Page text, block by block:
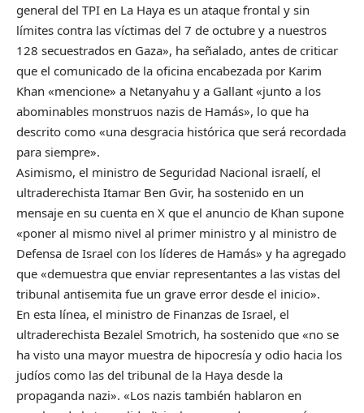
general del TPI en La Haya es un ataque frontal y sin
límites contra las víctimas del 7 de octubre y a nuestros
128 secuestrados en Gaza», ha señalado, antes de criticar
que el comunicado de la oficina encabezada por Karim
Khan «mencione» a Netanyahu y a Gallant «junto a los
abominables monstruos nazis de Hamás», lo que ha
descrito como «una desgracia histórica que será recordada
para siempre».
Asimismo, el ministro de Seguridad Nacional israelí, el
ultraderechista Itamar Ben Gvir, ha sostenido en un
mensaje en su cuenta en X que el anuncio de Khan supone
«poner al mismo nivel al primer ministro y al ministro de
Defensa de Israel con los líderes de Hamás» y ha agregado
que «demuestra que enviar representantes a las vistas del
tribunal antisemita fue un grave error desde el inicio».
En esta línea, el ministro de Finanzas de Israel, el
ultraderechista Bezalel Smotrich, ha sostenido que «no se
ha visto una mayor muestra de hipocresía y odio hacia los
judíos como las del tribunal de la Haya desde la
propaganda nazi». «Los nazis también hablaron en